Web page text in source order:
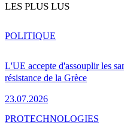
LES PLUS LUS
L'UE accepte d'assouplir les
résistance de la Grèce
23.07.2026
POLITIQUE
PROTECHNOLOGIES